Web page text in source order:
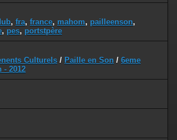
, fra, france, mahom, pailleenson,
, pes, portstpère
Culturels / Paille en Son / 6eme
- 2012